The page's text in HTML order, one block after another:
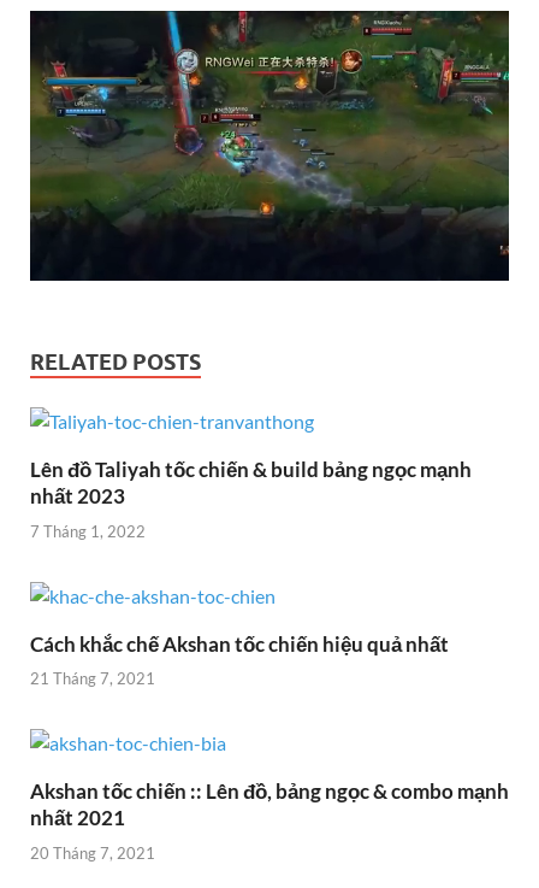
RELATED POSTS
Lên đồ Taliyah tốc chiến & build bảng ngọc mạnh
nhất 2023
7 Tháng 1, 2022
Cách khắc chế Akshan tốc chiến hiệu quả nhất
21 Tháng 7, 2021
Akshan tốc chiến :: Lên đồ, bảng ngọc & combo mạnh
nhất 2021
20 Tháng 7, 2021